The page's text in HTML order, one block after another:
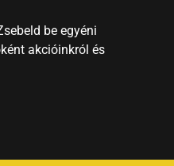
be egyéni
akcióinkról és